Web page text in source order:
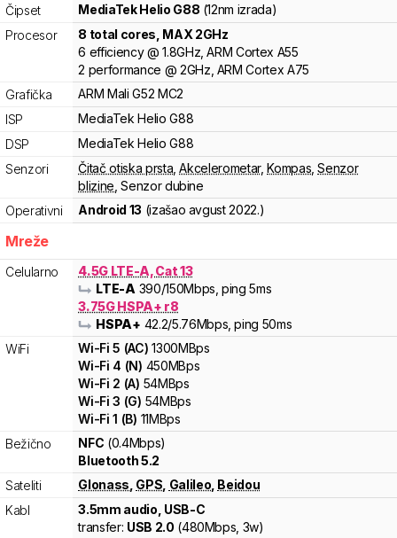
Čipset
MediaTekHelio G88 (12nm izrada)
Procesor
8 total cores , MAX 2GHz
6 efficiency @ 1.8GHz,ARM Cortex A55
2 performance @ 2GHz, ARM Cortex A75
Grafička
ARM Mali G52 MC2
ISP
MediaTek Helio G88
DSP
MediaTek Helio G88
Senzori
Čitač otiska prsta ,Akcelerometar,Kompas ,Senzor
blizine ,Senzor dubine
Operativni
Android 13 (izašao avgust 2022.)
Mreže
Celularno
4.5G LTE-A, Cat 13
LTE-A 390/150Mbps , ping 5ms
3.75G HSPA+ r8
HSPA+ 42.2/5.76Mbps , ping 50ms
WiFi
Wi-Fi5 (AC) 1300MBps
Wi-Fi 4 (N) 450MBps
Wi-Fi 2 (A) 54MBps
Wi-Fi3 (G) 54MBps
Wi-Fi1 (B) 11MBps
Bežično
NFC (0.4Mbps)
Bluetooth 5.2
Sateliti
Glonass GPS Galileo Beidou
Kabl
3.5mm audio, USB-C
transfer: USB 2.0 (480Mbps, 3w)